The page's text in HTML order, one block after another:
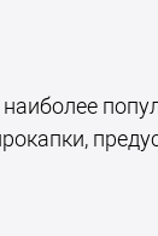
наиболее